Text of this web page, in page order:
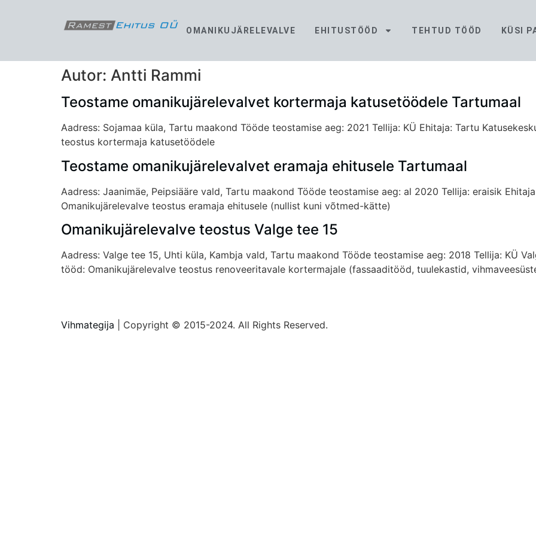
OMANIKUJÄRELEVALVE EHITUSTÖÖD TEHTUD TÖÖD KÜSI
Autor: Antti Rammi
Teostame omanikujärelevalvet kortermaja katusetöödele Tartumaal
Aadress: Sojamaa küla, Tartu maakond Tööde teostamise aeg: 2021 Tellija: KÜ Ehitaja: Tartu
teostus kortermaja katusetöödele
Teostame omanikujärelevalvet eramaja ehitusele Tartumaal
Aadress: Jaanimäe, Peipsiääre vald, Tartu maakond Tööde teostamise aeg: al 2020 Tellija: eraisik
Omanikujärelevalve teostus eramaja ehitusele (nullist kuni võtmed-kätte)
Omanikujärelevalve teostus Valge tee 15
Aadress: Valge tee 15, Uhti küla, Kambja vald, Tartu maakond Tööde teostamise aeg: 2018 Tellija: KÜ
tööd: Omanikujärelevalve teostus renoveeritavale kortermajale (fassaaditööd, tuulekastid,
Vihmategija | Copyright © 2015-2024. All Rights Reserved.